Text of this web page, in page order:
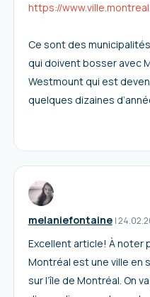
https://
Ce sont des
qui doivent bosser avec
Westmount qui est
quelques dizaines
melaniefontaine I
Excellent article! À noter
Montréal est une ville en
sur l’île de Montréal. On